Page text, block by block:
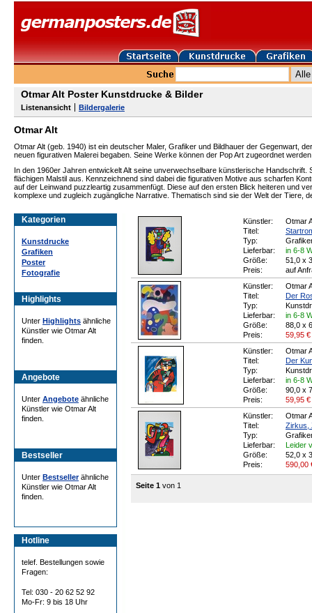
Otmar Alt Poster Kunstdrucke & Bilder
Listenansicht Bildergalerie
Otmar Alt
Otmar Alt (geb. 1940) ist ein deutscher Maler, Grafiker und Bildhauer der Gegenwart,
neuen figurativen Malerei begaben. Seine Werke können der Pop Art zugeordnet
In den 1960er Jahren entwickelt Alt seine unverwechselbare künstlerische
flächigen Malstil aus. Kennzeichnend sind dabei die figurativen Motive aus scharfen
auf der Leinwand puzzleartig zusammenfügt. Diese auf den ersten Blick heiteren und
komplexe und zugleich zugängliche Narrative. Thematisch sind sie der Welt der Tiere,
Kategorien
Kunstdrucke
Grafiken
Poster
Fotografie
Highlights
Unter Highlights ähnliche
Künstler wie Otmar Alt
finden.
Angebote
Unter Angebote ähnliche
Künstler wie Otmar Alt
finden.
Bestseller
Unter Bestsellerähnliche
Künstler wie Otmar Alt
finden.
Hotline
telef. Bestellungen sowie
Fragen:
Tel: 030 - 20 62 52 92
Mo-Fr: 9 bis 18 Uhr
Künstler:
Otmar
Titel:
Typ:
Lieferbar:
in 6-8
Größe:
51,0 x
Preis:
auf
Künstler:
Otmar
Titel:
Der
Typ:
Lieferbar:
in 6-8
Größe:
88,0 x
Preis:
59,95 €
Künstler:
Otmar
Titel:
Der
Typ:
Lieferbar:
in 6-8
Größe:
90,0 x
Preis:
59,95 €
Künstler:
Otmar
Titel:
Zirkus,
Typ:
Lieferbar:
Leider
Größe:
52,0 x
Preis:
590,00
Seite 1 von 1